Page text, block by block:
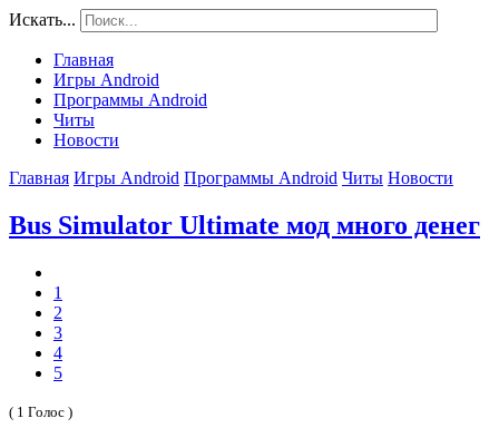
Искать...
Главная
Игры Android
Программы Android
Читы
Новости
Главная Игры Android Программы Android Читы Новости
Bus Simulator Ultimate мод много денег
1
2
3
4
5
( 1 Голос )